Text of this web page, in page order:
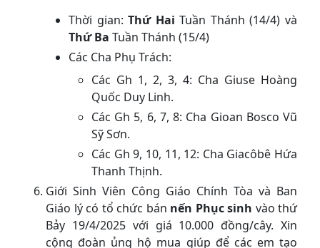
Thời gian:Thứ Hai Tuần Thánh (14/4) và
Thứ Ba Tuần Thánh (15/4)
Các Cha Phụ Trách:
Các Gh 1, 2, 3, 4: Cha Giuse Hoàng
Quốc Duy Linh.
Các Gh 5, 6, 7, 8: Cha Gioan Bosco Vũ
Sỹ Sơn.
Các Gh 9, 10, 11, 12: Cha Giacôbê Hứa
Thanh Thịnh.
Giới Sinh Viên Công Giáo Chính Tòa và Ban
Giáo lý có tổ chức bán nến Phục sinh vào thứ
Bảy 19/4/2025 với giá 10.000 đồng/cây. Xin
cộng đoàn ủng hộ mua giúp để các em tạo